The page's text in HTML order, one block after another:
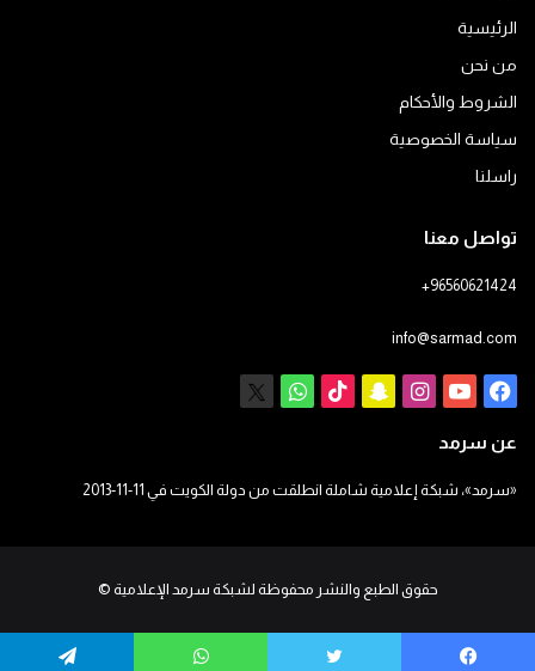
الرئيسية
من نحن
الشروط والأحكام
سياسة الخصوصية
راسلنا
تواصل معنا
+96560621424
info@sarmad.com
فيسبوكيوتيوبانستقرام
سناب ‫TikTokواتساب
عن سرمد
«سرمد»، شبكة إعلامية شاملة انطلقت من دولة الكويت في 11-11-2013
حقوق الطبع والنشر محفوظة لشبكة سرمد الإعلامية ©